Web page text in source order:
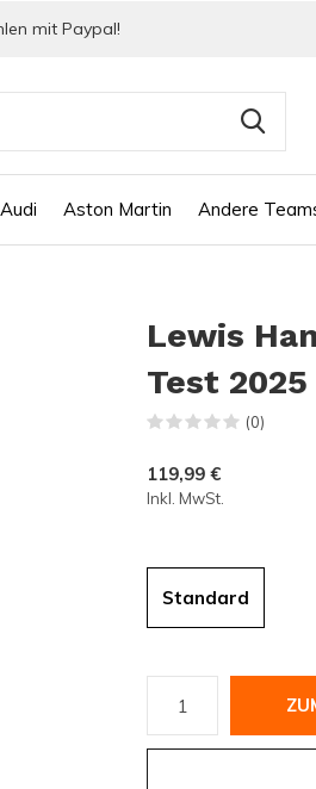
Audi Aston Martin Andere
mit Paypal!
Lewis
Test 2025
(0)
119,99 €
Inkl. MwSt.
Standard